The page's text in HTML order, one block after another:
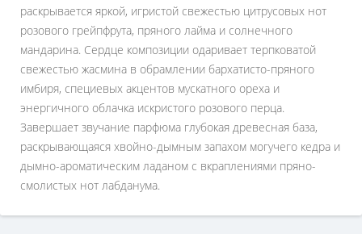
раскрывается яркой, игристой свежестью цитрусовых нот
розового грейпфрута, пряного лайма и солнечного
мандарина. Сердце композиции одаривает терпковатой
свежестью жасмина в обрамлении бархатисто-пряного
имбиря, специевых акцентов мускатного ореха и
энергичного облачка искристого розового перца.
Завершает звучание парфюма глубокая древесная база,
раскрывающаяся хвойно-дымным запахом могучего кедра и
дымно-ароматическим ладаном с вкраплениями пряно-
смолистых нот лабданума.